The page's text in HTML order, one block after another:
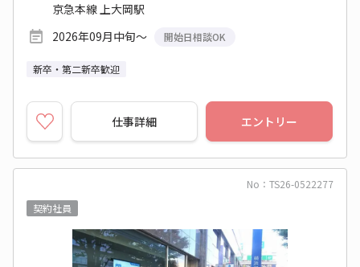
京急本線 上大岡駅
2026年09月中旬～
開始日相談OK
新卒・第二新卒歓迎
仕事詳細 エントリー
No：TS26-0522277
契約社員